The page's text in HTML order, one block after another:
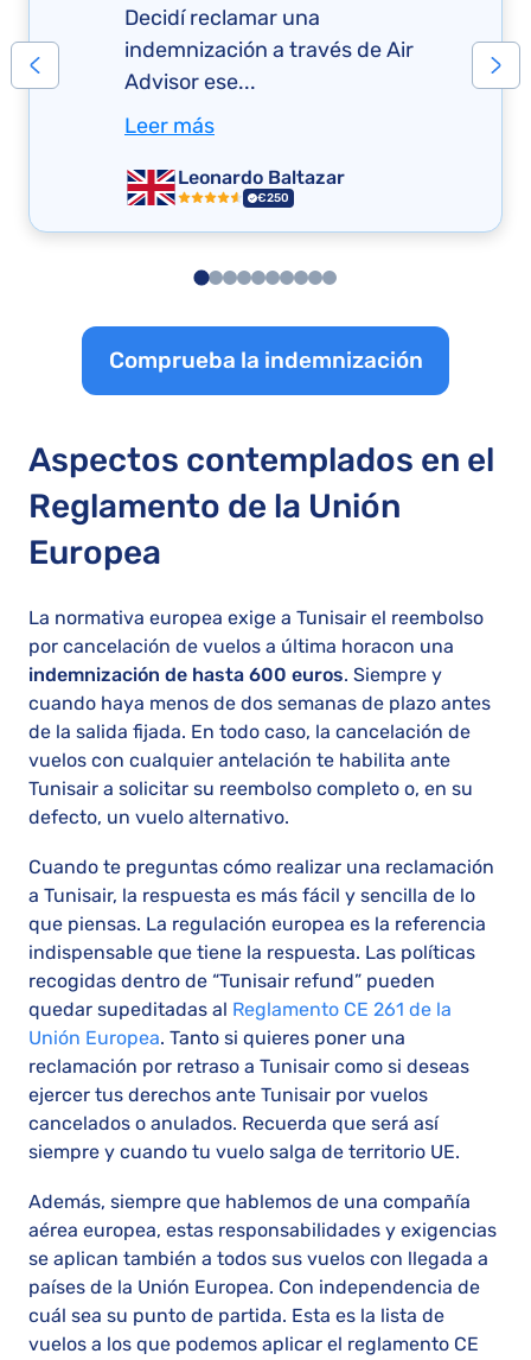
Decidí reclamar una
indemnización a través de Air
Advisor ese...
Leer más
Leonardo Baltazar
€250
Comprueba la indemnización
Aspectos contemplados en el
Reglamento de la Unión
Europea
La normativa europea exige a Tunisair el reembolso
por cancelación de vuelos a última horacon una
indemnización de hasta 600 euros. Siempre y
cuando haya menos de dos semanas de plazo antes
de la salida fijada. En todo caso, la cancelación de
vuelos con cualquier antelación te habilita ante
Tunisair a solicitar su reembolso completo o, en su
defecto, un vuelo alternativo.
Cuando te preguntas cómo realizar una reclamación
a Tunisair, la respuesta es más fácil y sencilla de lo
que piensas. La regulación europea es la referencia
indispensable que tiene la respuesta. Las políticas
recogidas dentro de “Tunisair refund” pueden
quedar supeditadas al Reglamento CE 261 de la
Unión Europea. Tanto si quieres poner una
reclamación por retraso a Tunisair como si deseas
ejercer tus derechos ante Tunisair por vuelos
cancelados o anulados. Recuerda que será así
siempre y cuando tu vuelo salga de territorio UE.
Además, siempre que hablemos de una compañía
aérea europea, estas responsabilidades y exigencias
se aplican también a todos sus vuelos con llegada a
países de la Unión Europea. Con independencia de
cuál sea su punto de partida. Esta es la lista de
vuelos a los que podemos aplicar el reglamento CE